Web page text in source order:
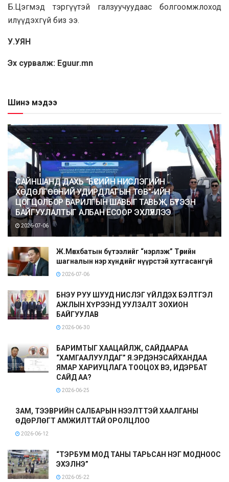
Б.Цэгмэд тэргүүтэй галзуучуудаас болгоомжлоход
илүүдэхгүй биз ээ.
У.УЯН
Эх сурвалж: Eguur.mn
Шинэ мэдээ
САЙНШАНД ДАХЬ “БҮСИЙН НИСЛЭГИЙН
ХӨДӨЛГӨӨНИЙ УДИРДЛАГЫН ТӨВ”-ИЙН
ЦОГЦОЛБОР БАРИЛГЫН ШАВЫГ ТАВЬЖ, БҮТЭЭН
БАЙГУУЛАЛТЫГ АЛБАН ЁСООР ЭХЛҮҮЛЛЭЭ
2026-07-06
Ж.Мөнхбатын бүтээлийг “нэрлэж” Төрийн
шагналын нэр хүндийг нүүрстэй хутгасангүй
2026-07-06
БНЭУ РУУ ШУУД НИСЛЭГ ҮЙЛДЭХ БЭЛТГЭЛ
АЖЛЫН ХҮРЭЭНД УУЛЗАЛТ ЗОХИОН
БАЙГУУЛАВ
2026-06-30
БАРИМТЫГ ХААЦАЙЛЖ, САЙДААРАА
“ХАМГААЛУУЛДАГ” Я.ЭРДЭНЭСАЙХАНДАА
ЯМАР ХАРИУЦЛАГА ТООЦОХ ВЭ, ИДЭРБАТ
САЙД АА?
2026-06-25
ЗАМ, ТЭЭВРИЙН САЛБАРЫН НЭЭЛТТЭЙ ХААЛГАНЫ
ӨДӨРЛӨГТ АМЖИЛТТАЙ ОРОЛЦЛОО
2026-06-12
“ТЭРБУМ МОД ТАНЫ ТАРЬСАН НЭГ МОДНООС
ЭХЭЛНЭ”
2026-05-22